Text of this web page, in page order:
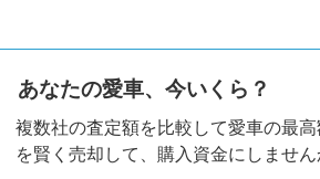
あなたの愛車、今いくら？
複数社の査定額を比較して愛車の最
を賢く売却して、購入資金にしません